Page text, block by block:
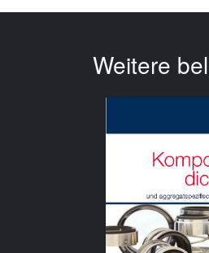
Weitere